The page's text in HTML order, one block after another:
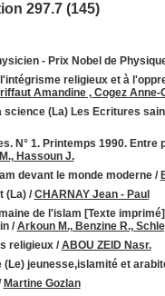
297.7 (145)
- Prix Nobel de
religieux et à
Amandine , Cogez
science (La) Les Ecritures
N° 1. Printemps 1990. Entre
Hassoun J.
devant le monde moderne/
(La)/CHARNAY Jean - Paul
de l'islam [Texte
/Arkoun M., Benzine R.,
religieux/ABOU ZEID Nasr.
jeunesse,islamité et
Martine Gozlan